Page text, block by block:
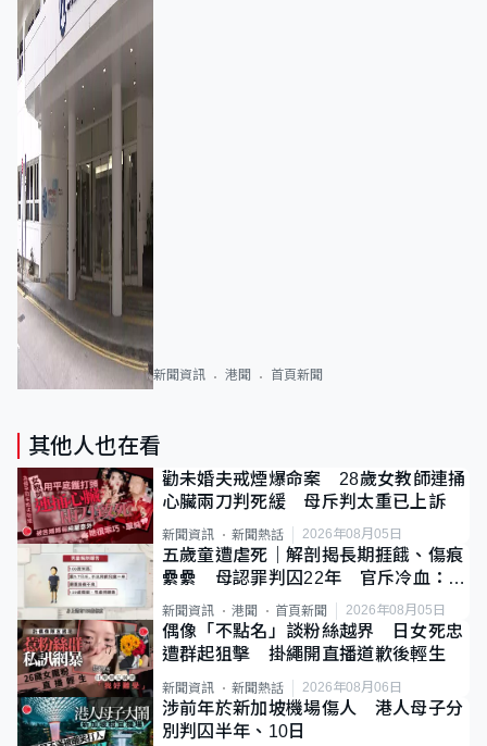
新聞資訊 港聞 首頁新聞
其他人也在看
勸未婚夫戒煙爆命案 28歲女教師連捅
心臟兩刀判死緩 母斥判太重已上訴
新聞資訊 新聞熱話 2026年08月05日
五歲童遭虐死｜解剖揭長期捱餓、傷痕
纍纍 母認罪判囚22年 官斥冷血：同
類案最惡劣
新聞資訊 港聞 首頁新聞 2026年08月05日
偶像「不點名」談粉絲越界 日女死忠
遭群起狙擊 掛繩開直播道歉後輕生
新聞資訊 新聞熱話 2026年08月06日
涉前年於新加坡機場傷人 港人母子分
別判囚半年、10日